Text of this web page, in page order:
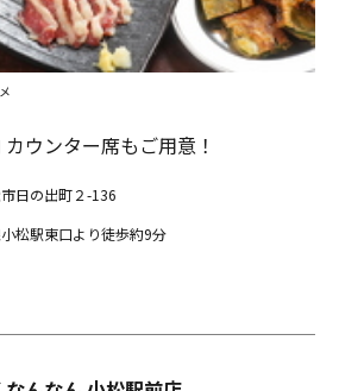
ウンター席もご用意！
日の出町２-136
松駅東口より徒歩約9分